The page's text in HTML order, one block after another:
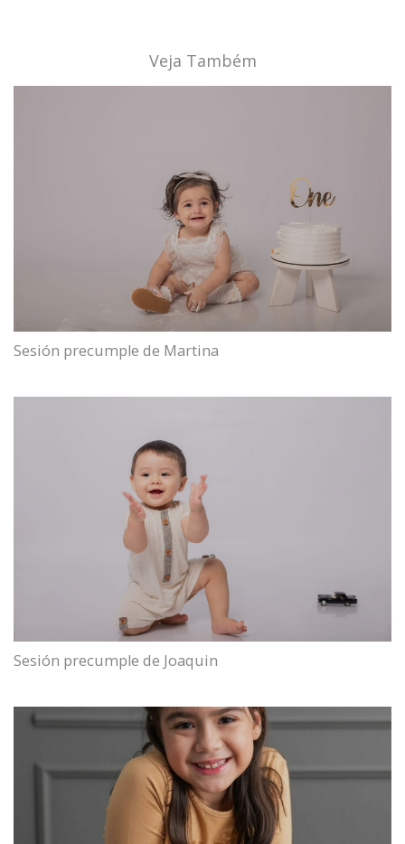
Veja Também
Sesión precumple de Martina
Sesión precumple de Joaquin